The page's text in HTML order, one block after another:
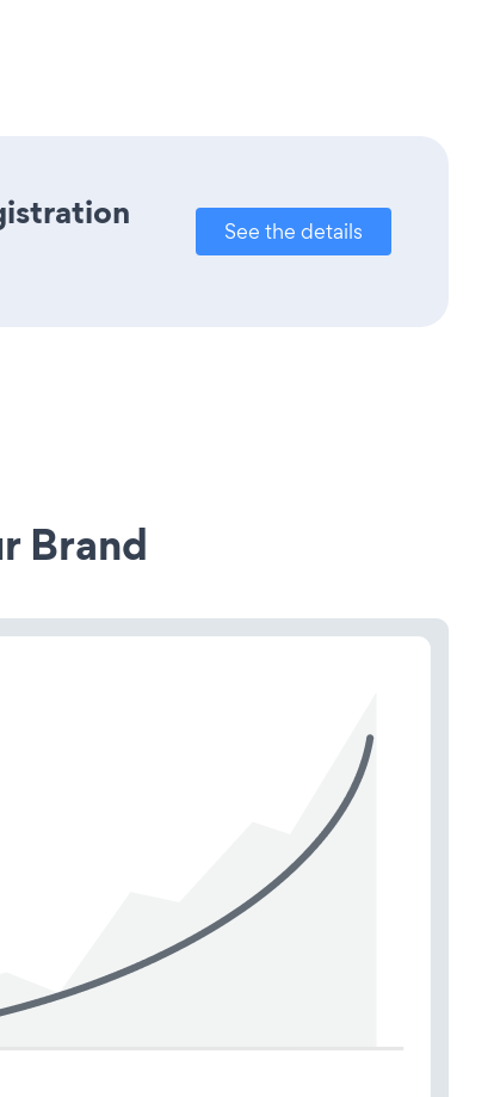
See the details
Brand